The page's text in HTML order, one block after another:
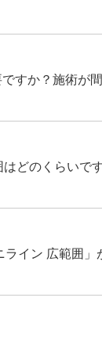
すか？施術が
どのくらいで
イン 広範囲」